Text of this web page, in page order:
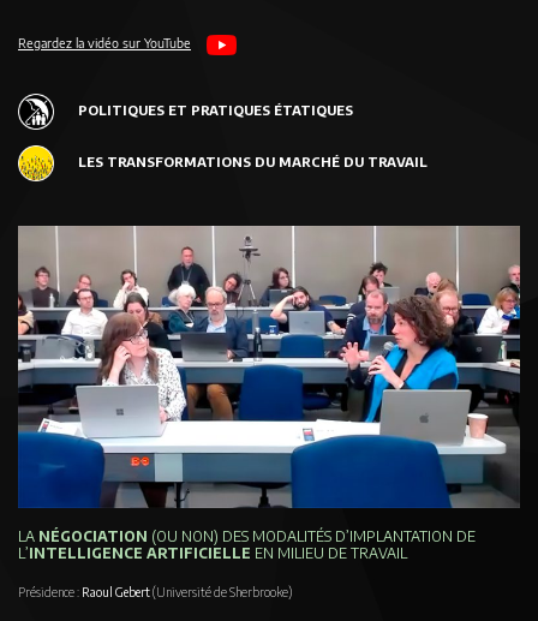
Regardez la vidéo sur YouTube
POLITIQUES ET PRATIQUES ÉTATIQUES
LES TRANSFORMATIONS DU MARCHÉ DU TRAVAIL
LA NÉGOCIATION (OU NON) DES MODALITÉS D’IMPLANTATION DE
L’INTELLIGENCE ARTIFICIELLE EN MILIEU DE TRAVAIL
Présidence : Raoul Gebert(Université de Sherbrooke)